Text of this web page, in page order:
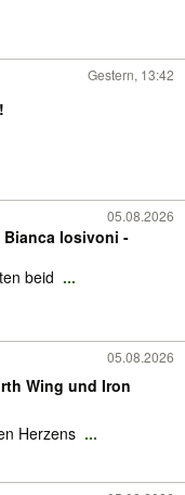
Gestern, 13:42
05.08.2026
Bianca Iosivoni -
beid ...
05.08.2026
Wing und Iron
Herzens ...